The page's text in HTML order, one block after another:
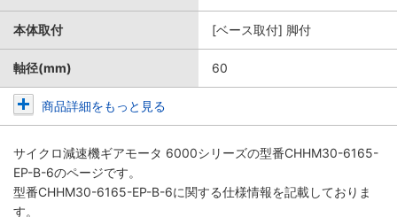
本体取付 [ベース取付] 脚付
軸径(mm) 60
商品詳細をもっと見る
サイクロ減速機ギアモータ 6000シリーズの型番CHHM30-6165-
EP-B-6のページです。
型番CHHM30-6165-EP-B-6に関する仕様情報を記載しておりま
す。